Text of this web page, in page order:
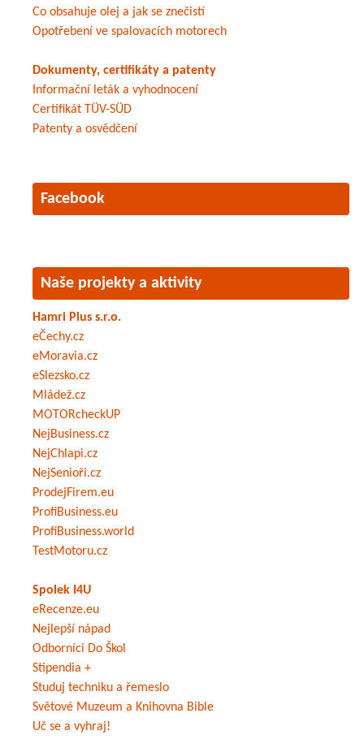
Co obsahuje olej a jak se znečistí
Opotřebení ve spalovacích motorech
Dokumenty, certifikáty a patenty
Informační leták a vyhodnocení
Certifikát TÜV-SÜD
Patenty a osvědčení
Facebook
Naše projekty a aktivity
Hamri Plus s.r.o.
eČechy.cz
eMoravia.cz
eSlezsko.cz
Mládež.cz
MOTORcheckUP
NejBusiness.cz
NejChlapi.cz
NejSenioři.cz
ProdejFirem.eu
ProfiBusiness.eu
ProfiBusiness.world
TestMotoru.cz
Spolek I4U
eRecenze.eu
Nejlepší nápad
Odborníci Do Škol
Stipendia +
Studuj techniku a řemeslo
Světové Muzeum a Knihovna Bible
Uč se a vyhraj!